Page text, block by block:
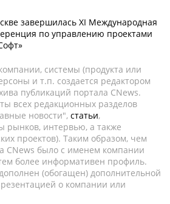
завершилась XI Международная
по управлению проектами
системы (продукта или
и т.п. создается редактором
публикаций портала CNews.
всех редакционных разделов
новости", статьи,
рынков, интервью, а также
проектов). Таким образом, чем
CNews было с именем компании
более информативен профиль.
(обогащен) дополнительной
о компании или